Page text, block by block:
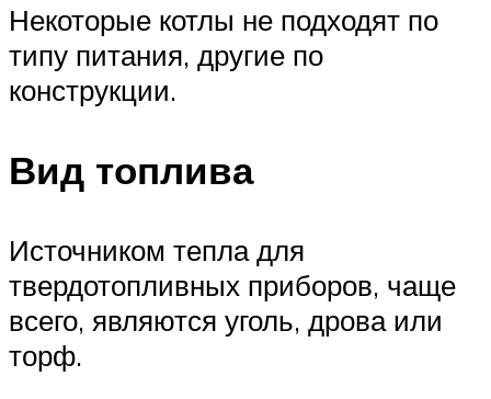
Некоторые котлы не подходят по
типу питания, другие по
конструкции.
Вид топлива
Источником тепла для
твердотопливных приборов, чаще
всего, являются уголь, дрова или
торф.